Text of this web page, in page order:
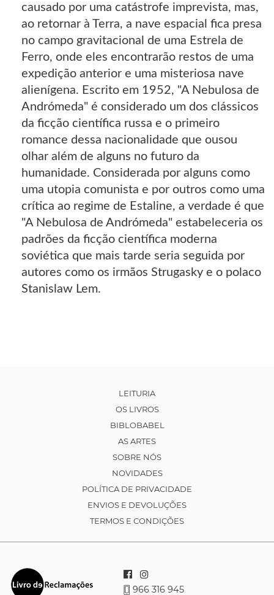
causado por uma catástrofe imprevista, mas,
ao retornar à Terra, a nave espacial fica presa
no campo gravitacional de uma Estrela de
Ferro, onde eles encontrarão restos de uma
expedição anterior e uma misteriosa nave
alienígena. Escrito em 1952, "A Nebulosa de
Andrómeda" é considerado um dos clássicos
da ficção científica russa e o primeiro
romance dessa nacionalidade que ousou
olhar além de alguns no futuro da
humanidade. Considerada por alguns como
uma utopia comunista e por outros como uma
crítica ao regime de Estaline, a verdade é que
"A Nebulosa de Andrómeda" estabeleceria os
padrões da ficção científica moderna
soviética que mais tarde seria seguida por
autores como os irmãos Strugasky e o polaco
Stanislaw Lem.
LEITURIA
OS LIVROS
BIBLOBABEL
AS ARTES
SOBRE NÓS
NOVIDADES
POLÍTICA DE PRIVACIDADE
ENVIOS E DEVOLUÇÕES
TERMOS E CONDIÇÕES
966 316 945